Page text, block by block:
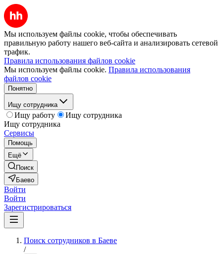
Мы используем файлы cookie, чтобы обеспечивать
правильную работу нашего веб-сайта и анализировать сетевой
трафик.
Правила использования файлов cookie
Мы используем файлы cookie. Правила использования
файлов cookie
Понятно
Ищу сотрудника
Ищу работу
Ищу сотрудника
Ищу сотрудника
Сервисы
Помощь
Ещё
Поиск
Баево
Войти
Войти
Зарегистрироваться
Поиск сотрудников в Баеве
/